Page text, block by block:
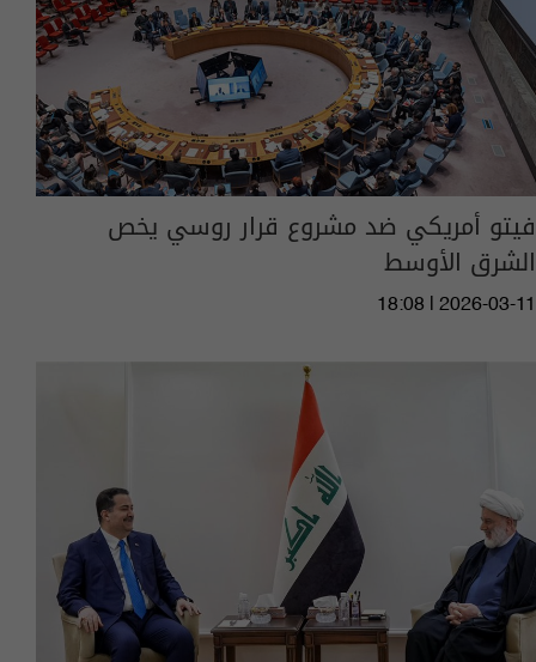
فيتو أمريكي ضد مشروع قرار روسي يخص
الشرق الأوسط
18:08 | 2026-03-11